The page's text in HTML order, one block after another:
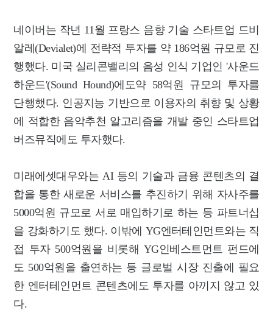
네이버는 작년 11월 프랑스 음향 기술 스타트업 드비
알레(Devialet)에 전략적 투자를 약 186억원 규모로 진
행했다. 미국 실리콘밸리의 음성 인식 기업인 '사운드
하운드'(Sound Hound)에도약 58억원 규모의 투자를
단행했다. 인공지능 기반으로 이용자의 취향 및 상황
에 적합한 음악추천 알고리즘을 개발 중인 스타트업
버즈뮤직에도 투자했다.
미래에셋대우와는 AI 등의 기술과 금융 콘텐츠의 결
합을 통한 새로운 서비스를 추진하기 위해 자사주를
5000억원 규모로 서로 매입하기로 하는 등 파트너십
을 강화하기도 했다. 이밖에 YG엔터테인먼트와는 직
접 투자 500억원을 비롯해 YG인베스트먼트 펀드에
도 500억원을 출연하는 등 글로벌 시장 진출에 필요
한 엔터테인먼트 콘텐츠에도 투자를 아끼지 않고 있
다.